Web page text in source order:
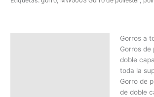
Gorros a
Gorros de
doble
toda la
Gorro de
de doble